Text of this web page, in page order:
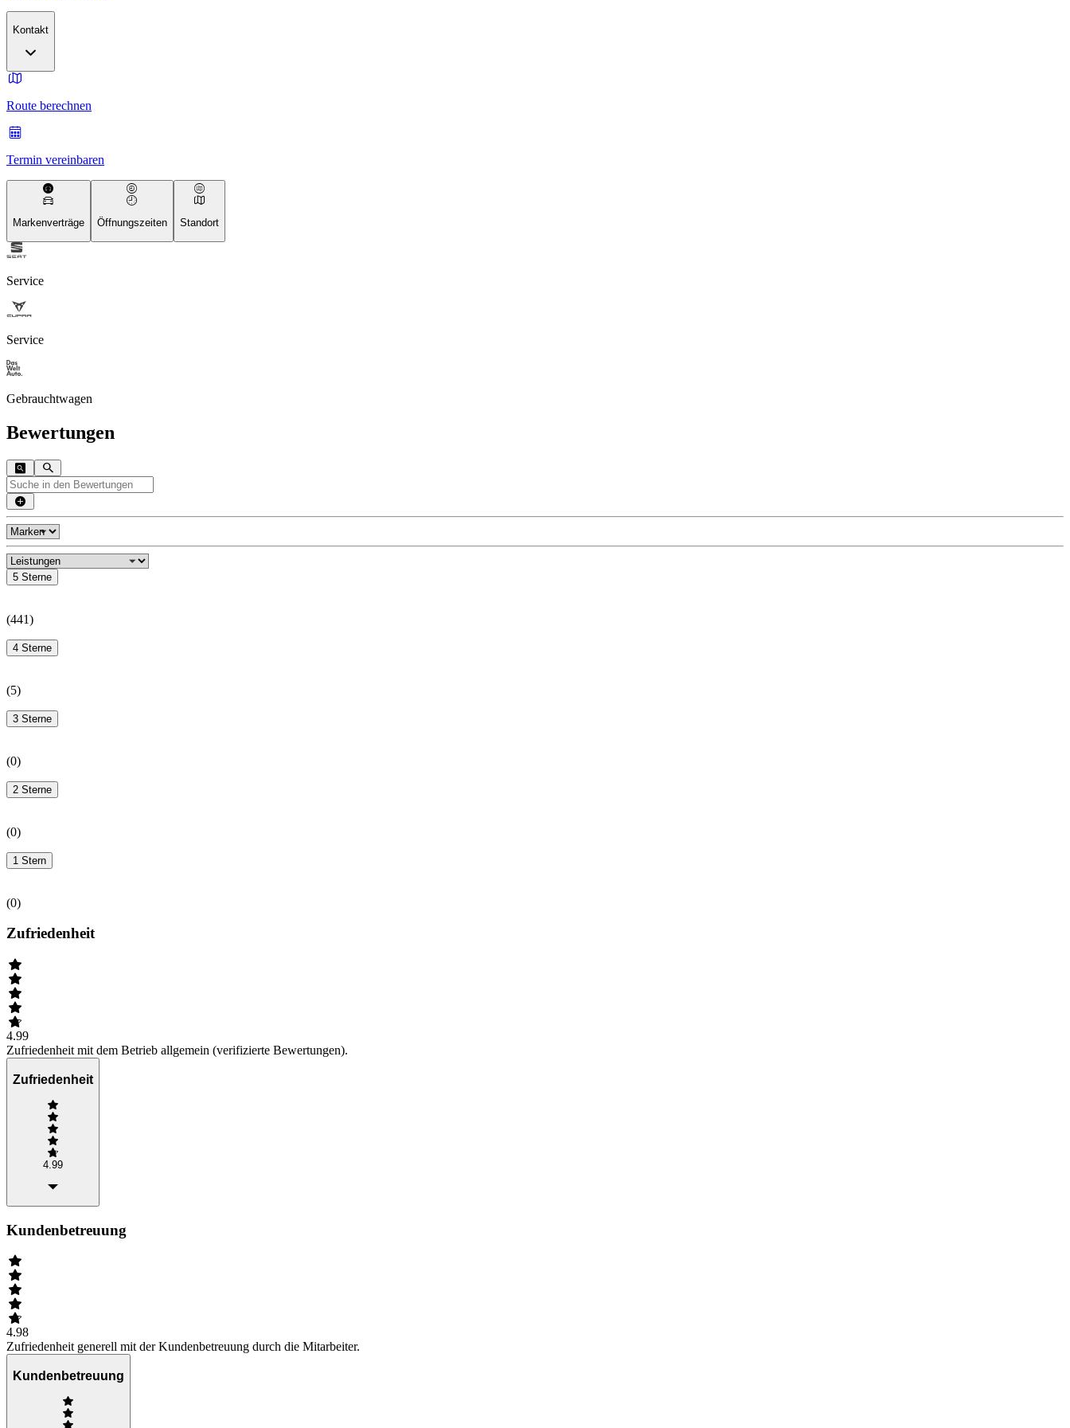
Kontakt
Route berechnen
Termin vereinbaren
Markenverträge Öffnungszeiten Standort
Service
Service
Gebrauchtwagen
Bewertungen
5 Sterne
(441)
4 Sterne
(5)
3 Sterne
(0)
2 Sterne
(0)
1 Stern
(0)
Zufriedenheit
4.99
Zufriedenheit mit dem Betrieb allgemein (verifizierte Bewertungen).
Zufriedenheit
4.99
Kundenbetreuung
4.98
Zufriedenheit generell mit der Kundenbetreuung durch die Mitarbeiter.
Kundenbetreuung